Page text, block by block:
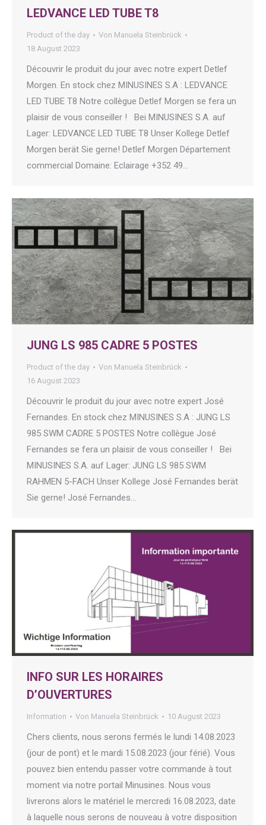
LEDVANCE LED TUBE T8
Product of the day Von Manuela Steinbrück
18 August 2023
Découvrir le produit du jour avec notre expert Detlef
Morgen. En stock chez MINUSINES S.A : LEDVANCE
LED TUBE T8 Notre collègue Detlef Morgen se fera un
plaisir de vous conseiller ! Bei MINUSINES S.A. auf
Lager: LEDVANCE LED TUBE T8 Unser Kollege Detlef
Morgen berät Sie gerne! Detlef Morgen Département
commercial Domaine: Eclairage +352 49…
JUNG LS 985 CADRE 5 POSTES
Product of the day Von Manuela Steinbrück
16 August 2023
Découvrir le produit du jour avec notre expert José
Fernandes. En stock chez MINUSINES S.A : JUNG LS
985 SWM CADRE 5 POSTES Notre collègue José
Fernandes se fera un plaisir de vous conseiller ! Bei
MINUSINES S.A. auf Lager: JUNG LS 985 SWM
RAHMEN 5-FACH Unser Kollege José Fernandes berät
Sie gerne! José Fernandes…
INFO SUR LES HORAIRES
D’OUVERTURES
Information Von Manuela Steinbrück 10 August 2023
Chers clients, nous serons fermés le lundi 14.08.2023
(jour de pont) et le mardi 15.08.2023 (jour férié). Vous
pouvez bien entendu passer votre commande à tout
moment via notre portail Minusines. Nous vous
livrerons alors le matériel le mercredi 16.08.2023, date
à laquelle nous serons de nouveau à votre disposition